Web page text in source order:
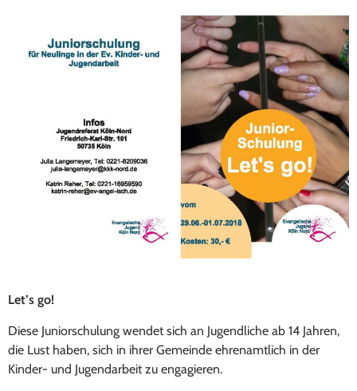
Let’s go!
Diese Juniorschulung wendet sich an Jugendliche ab 14 Jahren,
die Lust haben, sich in ihrer Gemeinde ehrenamtlich in der
Kinder- und Jugendarbeit zu engagieren.